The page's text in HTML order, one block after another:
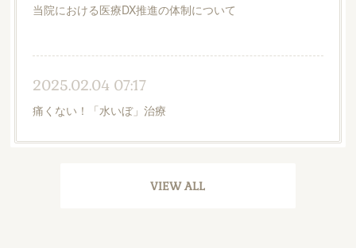
当院における医療DX推進の体制について
2025.02.04 07:17
痛くない！「水いぼ」治療
VIEW ALL